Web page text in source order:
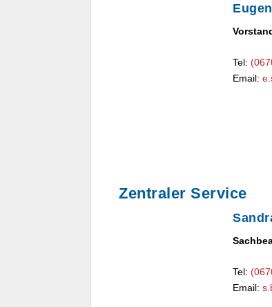
Tel:
Email:
Zentraler Service
Tel:
Email: